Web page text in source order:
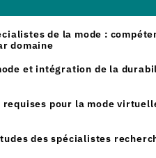
de la mode :
domaine
et intégration de la
requises pour la mode
des spécialistes